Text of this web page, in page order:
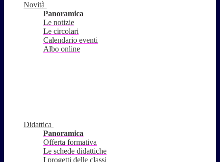
Novità
Panoramica
Le notizie
Le circolari
Calendario eventi
Albo online
Didattica
Panoramica
Offerta formativa
Le schede didattiche
I progetti delle classi